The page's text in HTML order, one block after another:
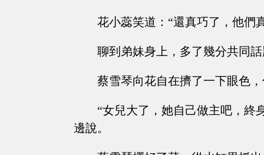
花小蕊笑道：“還真巧了，他們
聊到弟妹身上，多了幾分共同
蔡雪琴向花自在擠了一下眼色
“女兒大了，她自己做主吧，終
邊說。